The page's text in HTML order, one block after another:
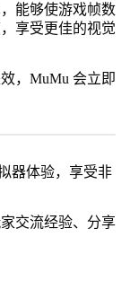
能够使游戏帧数
享受更佳的视觉
，MuMu 会立即
器体验，享受非
交流经验、分享